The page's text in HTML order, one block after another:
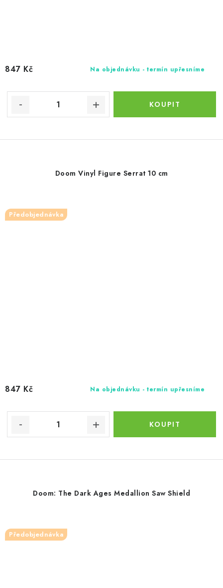
Na objednávku - termín upřesníme
847 Kč
Doom Vinyl Figure Serrat 10 cm
Předobjednávka
Na objednávku - termín upřesníme
847 Kč
Doom: The Dark Ages Medallion Saw Shield
Předobjednávka